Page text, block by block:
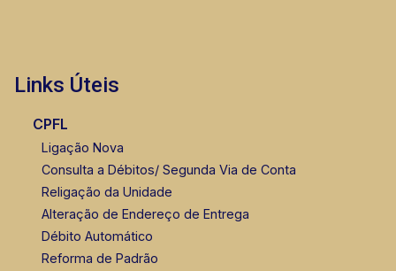
Links Úteis
CPFL
Ligação Nova
Consulta a Débitos/ Segunda Via de Conta
Religação da Unidade
Alteração de Endereço de Entrega
Débito Automático
Reforma de Padrão